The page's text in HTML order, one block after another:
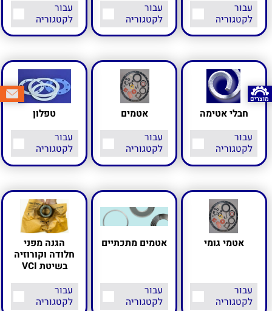
מוצרים
עבור
לקטגוריה
עבור
לקטגוריה
עבור
לקטגוריה
חבלי אטימה
עבור
לקטגוריה
אטמים
עבור
לקטגוריה
טפלון
עבור
לקטגוריה
אטמי גומי
עבור
לקטגוריה
אטמים מתכתיים
עבור
לקטגוריה
הגנה מפני
חלודה וקורוזיה
בשיטת VCI
עבור
לקטגוריה